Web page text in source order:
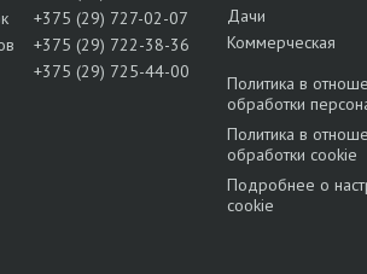
+375 (29) 727-02-07
+375 (29) 722-38-36
+375 (29) 725-44-00
Дачи
Коммерческая
Политика в
обработки
Политика в
обработки cookie
Подробнее о
cookie